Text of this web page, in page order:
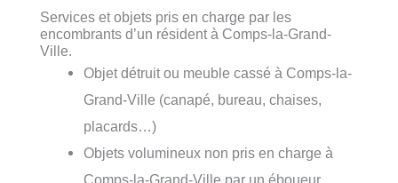
Services et objets pris en charge par les
encombrants d’un résident à Comps-la-Grand-
Ville.
Objet détruit ou meuble cassé à Comps-la-
Grand-Ville (canapé, bureau, chaises,
placards…)
Objets volumineux non pris en charge à
Comps-la-Grand-Ville par un éboueur,